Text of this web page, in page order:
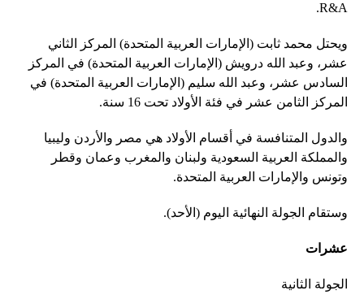
R&A.
ويحتل محمد ثابت (الإمارات العربية المتحدة) المركز الثاني
عشر، وعبد الله درويش (الإمارات العربية المتحدة) في المركز
السادس عشر، وعبد الله سليم (الإمارات العربية المتحدة) في
المركز الثامن عشر في فئة الأولاد تحت 16 سنة.
والدول المتنافسة في أقسام الأولاد هي مصر والأردن وليبيا
والمملكة العربية السعودية ولبنان والمغرب وعمان وقطر
وتونس والإمارات العربية المتحدة.
وستقام الجولة النهائية اليوم (الأحد).
عشرات
الجولة الثانية